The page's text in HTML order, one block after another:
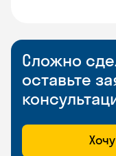
Сложно
оставьте